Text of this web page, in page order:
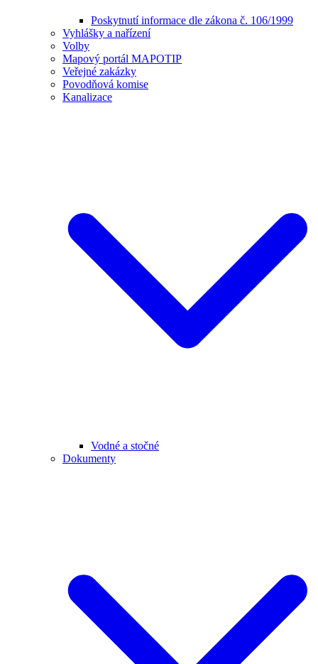
Poskytnutí informace dle zákona č. 106/1999
Vyhlášky a nařízení
Volby
Mapový portál MAPOTIP
Veřejné zakázky
Povodňová komise
Kanalizace
Vodné a stočné
Dokumenty